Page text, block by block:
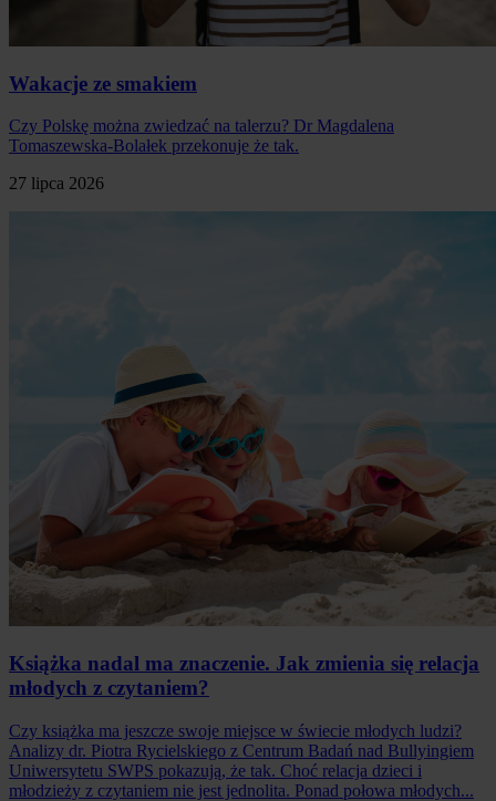
Wakacje ze smakiem
Czy Polskę można zwiedzać na talerzu? Dr Magdalena
Tomaszewska-Bolałek przekonuje że tak.
27 lipca 2026
Książka nadal ma znaczenie. Jak zmienia się relacja
młodych z czytaniem?
Czy książka ma jeszcze swoje miejsce w świecie młodych ludzi?
Analizy dr. Piotra Rycielskiego z Centrum Badań nad Bullyingiem
Uniwersytetu SWPS pokazują, że tak. Choć relacja dzieci i
młodzieży z czytaniem nie jest jednolita. Ponad połowa młodych...